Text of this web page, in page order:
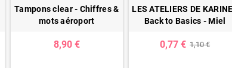
Tampons clear - Chiffres &
mots aéroport
8,90 €
LES ATELIERS DE
Back to Basics - Miel
0,77 € 1,10 €